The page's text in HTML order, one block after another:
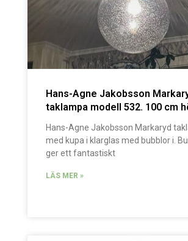
Hans-Agne Jakobsson
taklampa modell 532. 100 cm
Hans-Agne Jakobsson Markaryd
med kupa i klarglas med bubblor i.
ger ett fantastiskt
LÄS MER »